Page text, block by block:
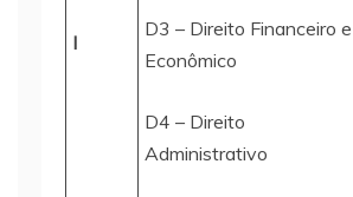
I
D3 – Direito Financeiro e
Econômico
D4 – Direito
Administrativo